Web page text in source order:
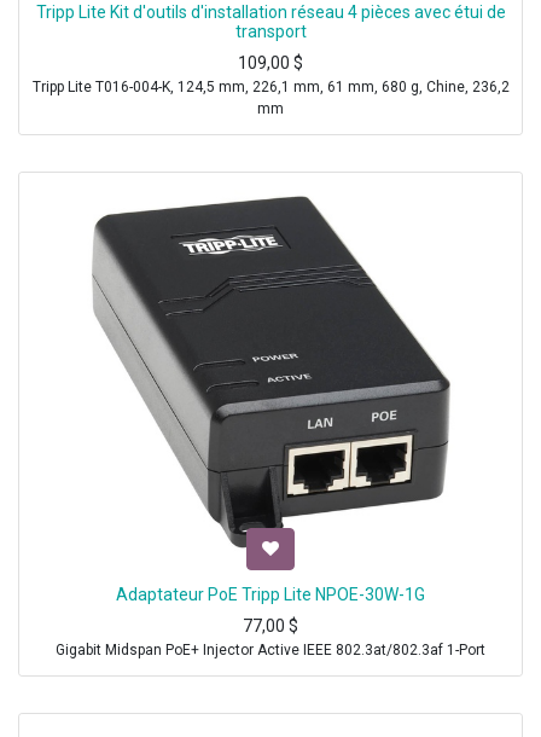
Tripp Lite Kit d'outils d'installation réseau 4 pièces avec étui de
transport
109,00 $
Tripp Lite T016-004-K, 124,5 mm, 226,1 mm, 61 mm, 680 g, Chine, 236,2
mm
Adaptateur PoE Tripp Lite NPOE-30W-1G
77,00 $
Gigabit Midspan PoE+ Injector Active IEEE 802.3at/802.3af 1-Port